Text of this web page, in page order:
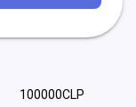
100000CLP